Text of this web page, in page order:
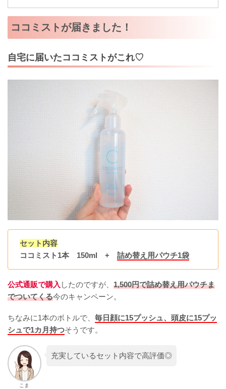
ココミストが届きました！
自宅に届いたココミストがこれ♡
セット内容
ココミスト1本 150ml + 詰め替え用パウチ1袋
公式通販で購入 したのですが、 1,500円で詰め替え用パウチま
でついてくる今のキャンペーン。
ちなみに1本のボトルで、 毎日顔に15プッシュ、頭皮に15プッ
シュで1カ月持つそうです。
こま
充実しているセット内容で高評価◎